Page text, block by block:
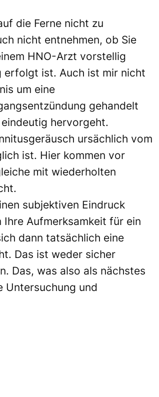
die Ferne nicht zu
nicht entnehmen, ob Sie
HNO-Arzt vorstellig
erfolgt ist. Auch ist mir nicht
um eine
gehandelt
hervorgeht.
ursächlich vom
ist. Hier kommen vor
mit wiederholten
subjektiven Eindruck
Ihre Aufmerksamkeit für ein
dann tatsächlich eine
Das ist weder sicher
Das, was also als nächstes
Untersuchung und